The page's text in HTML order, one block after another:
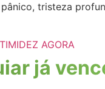
tristeza
AGORA
já